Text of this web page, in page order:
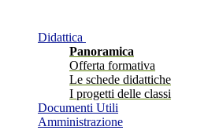
Didattica
Panoramica
Offerta formativa
Le schede didattiche
I progetti delle classi
Documenti Utili
Amministrazione